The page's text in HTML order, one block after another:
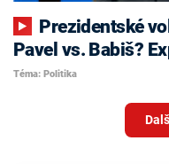
Pavel vs. Babiš?
Téma: Politika